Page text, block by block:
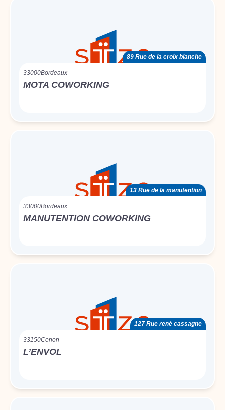
89 Rue de la croix blanche
33000Bordeaux
MOTA COWORKING
13 Rue de la manutention
33000Bordeaux
MANUTENTION COWORKING
127 Rue rené cassagne
33150Cenon
L’ENVOL